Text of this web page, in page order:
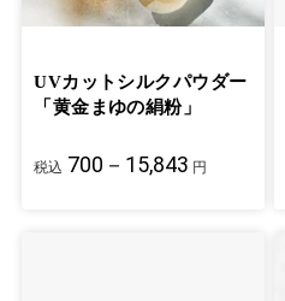
UVカットシルクパウダー
「黄金まゆの絹粉」
税込 700－15,843 円